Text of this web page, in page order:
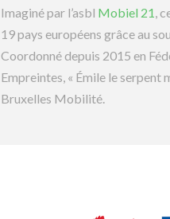
Imaginé par l’asbl Mobiel 21,
19 pays européens grâce au
Coordonné depuis 2015 en
Empreintes, « Émile le serpent
Bruxelles Mobilité.